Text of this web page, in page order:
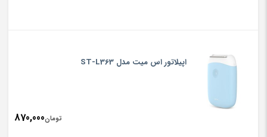
اپیلاتور اس میت مدل ST-L363
تومان870,000